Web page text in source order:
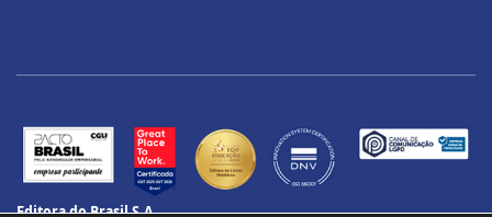
Editora do Brasil S.A.